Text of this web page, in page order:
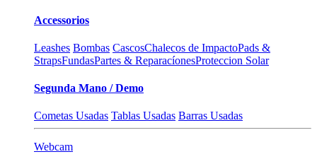
Accessorios
Leashes Bombas CascosChalecos de ImpactoPads &
StrapsFundasPartes & ReparacíonesProteccion Solar
Segunda Mano / Demo
Cometas Usadas Tablas Usadas Barras Usadas
Webcam